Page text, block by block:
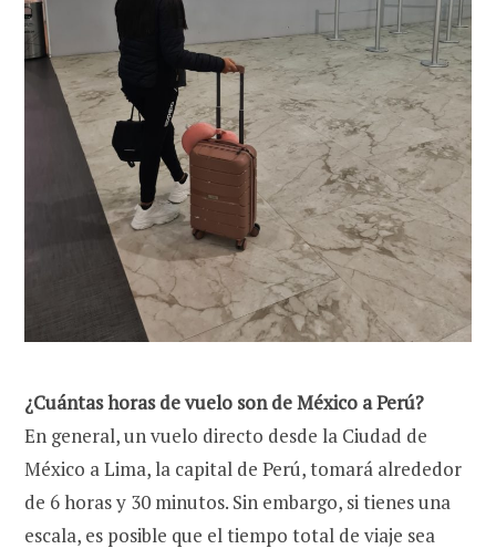
¿Cuántas horas de vuelo son de México a Perú?
En general, un vuelo directo desde la Ciudad de
México a Lima, la capital de Perú, tomará alrededor
de 6 horas y 30 minutos. Sin embargo, si tienes una
escala, es posible que el tiempo total de viaje sea